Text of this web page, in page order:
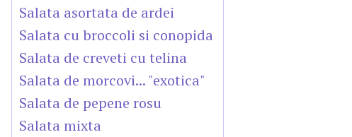
Salata asortata de ardei
Salata cu broccoli si conopida
Salata de creveti cu telina
Salata de morcovi... "exotica"
Salata de pepene rosu
Salata mixta